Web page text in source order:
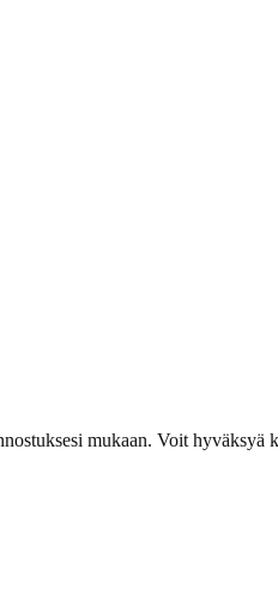
mukaan. Voit hyväksyä